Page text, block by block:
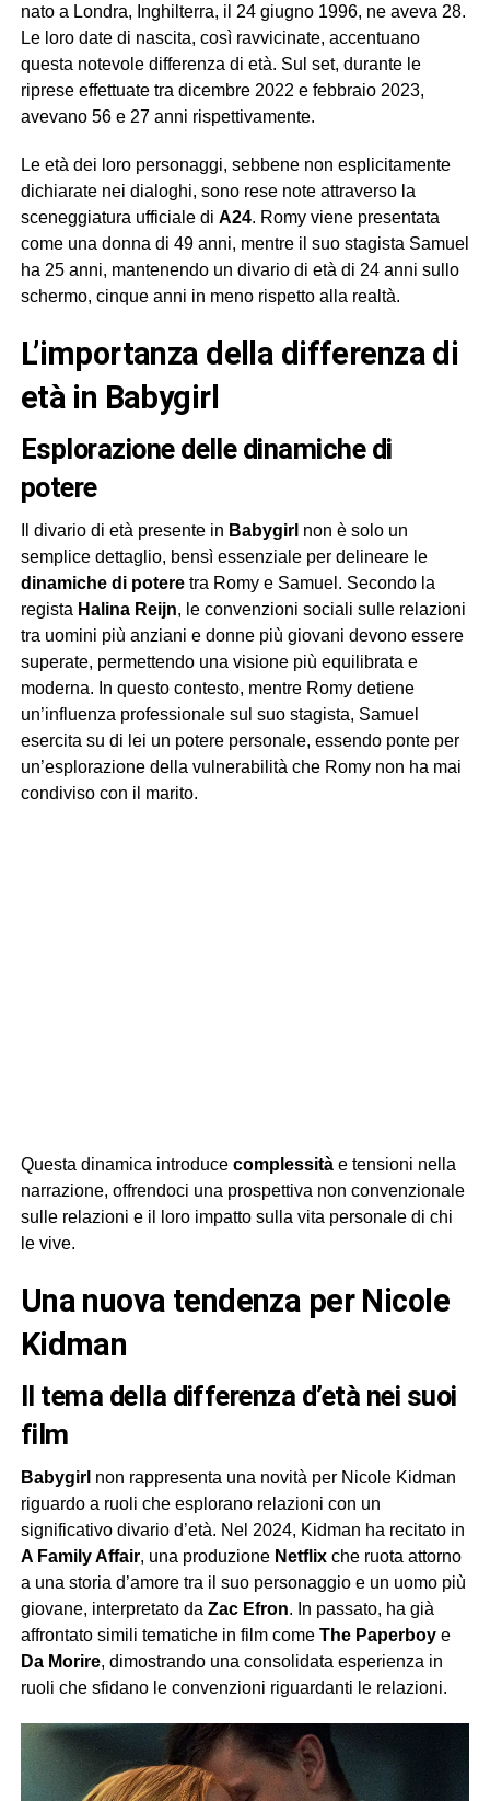
nato a Londra, Inghilterra, il 24 giugno 1996, ne aveva 28.
Le loro date di nascita, così ravvicinate, accentuano
questa notevole differenza di età. Sul set, durante le
riprese effettuate tra dicembre 2022 e febbraio 2023,
avevano 56 e 27 anni rispettivamente.
Le età dei loro personaggi, sebbene non esplicitamente
dichiarate nei dialoghi, sono rese note attraverso la
sceneggiatura ufficiale di A24. Romy viene presentata
come una donna di 49 anni, mentre il suo stagista Samuel
ha 25 anni, mantenendo un divario di età di 24 anni sullo
schermo, cinque anni in meno rispetto alla realtà.
l’importanza della differenza di
età in Babygirl
Esplorazione delle dinamiche di
potere
Il divario di età presente in Babygirl non è solo un
semplice dettaglio, bensì essenziale per delineare le
dinamiche di poteretra Romy e Samuel. Secondo la
regista Halina Reijn, le convenzioni sociali sulle relazioni
tra uomini più anziani e donne più giovani devono essere
superate, permettendo una visione più equilibrata e
moderna. In questo contesto, mentre Romy detiene
un’influenza professionale sul suo stagista, Samuel
esercita su di lei un potere personale, essendo ponte per
un’esplorazione della vulnerabilità che Romy non ha mai
condiviso con il marito.
Questa dinamica introduce complessitàe tensioni nella
narrazione, offrendoci una prospettiva non convenzionale
sulle relazioni e il loro impatto sulla vita personale di chi
le vive.
una nuova tendenza per Nicole
Kidman
Il tema della differenza d’età nei suoi
film
Babygirl non rappresenta una novità per Nicole Kidman
riguardo a ruoli che esplorano relazioni con un
significativo divario d’età. Nel 2024, Kidman ha recitato in
A Family Affair, una produzione Netflixche ruota attorno
a una storia d’amore tra il suo personaggio e un uomo più
giovane, interpretato da Zac Efron. In passato, ha già
affrontato simili tematiche in film come The Paperboye
Da Morire, dimostrando una consolidata esperienza in
ruoli che sfidano le convenzioni riguardanti le relazioni.